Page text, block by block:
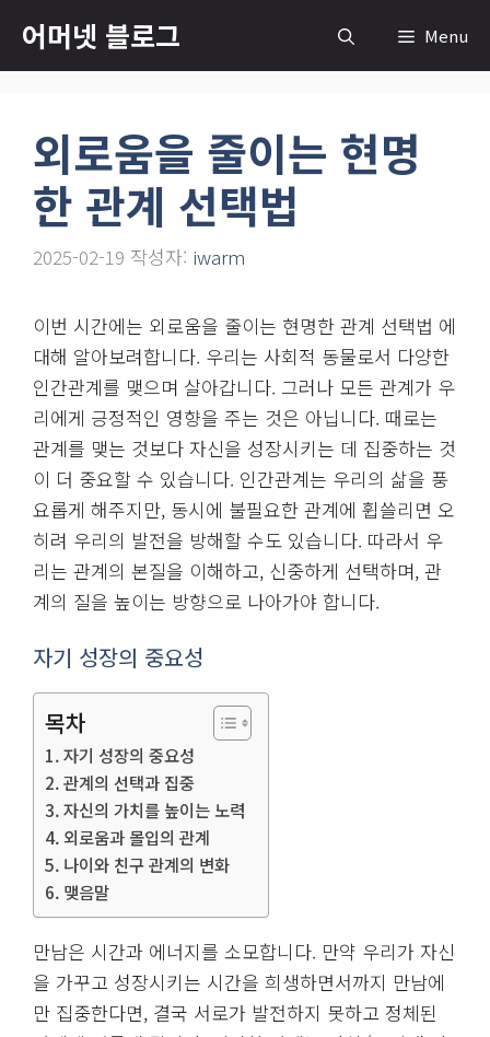
츠
어머넷 블로그 Menu
외로움을 줄이는 현명
한 관계 선택법
2025-02-19 작성자: iwarm
이번 시간에는 외로움을 줄이는 현명한 관계 선택법 에
대해 알아보려합니다. 우리는 사회적 동물로서 다양한
인간관계를 맺으며 살아갑니다. 그러나 모든 관계가 우
리에게 긍정적인 영향을 주는 것은 아닙니다. 때로는
관계를 맺는 것보다 자신을 성장시키는 데 집중하는 것
이 더 중요할 수 있습니다. 인간관계는 우리의 삶을 풍
요롭게 해주지만, 동시에 불필요한 관계에 휩쓸리면 오
히려 우리의 발전을 방해할 수도 있습니다. 따라서 우
리는 관계의 본질을 이해하고, 신중하게 선택하며, 관
계의 질을 높이는 방향으로 나아가야 합니다.
자기 성장의 중요성
목차
자기 성장의 중요성
관계의 선택과 집중
자신의 가치를 높이는 노력
외로움과 몰입의 관계
나이와 친구 관계의 변화
맺음말
만남은 시간과 에너지를 소모합니다. 만약 우리가 자신
을 가꾸고 성장시키는 시간을 희생하면서까지 만남에
만 집중한다면, 결국 서로가 발전하지 못하고 정체된